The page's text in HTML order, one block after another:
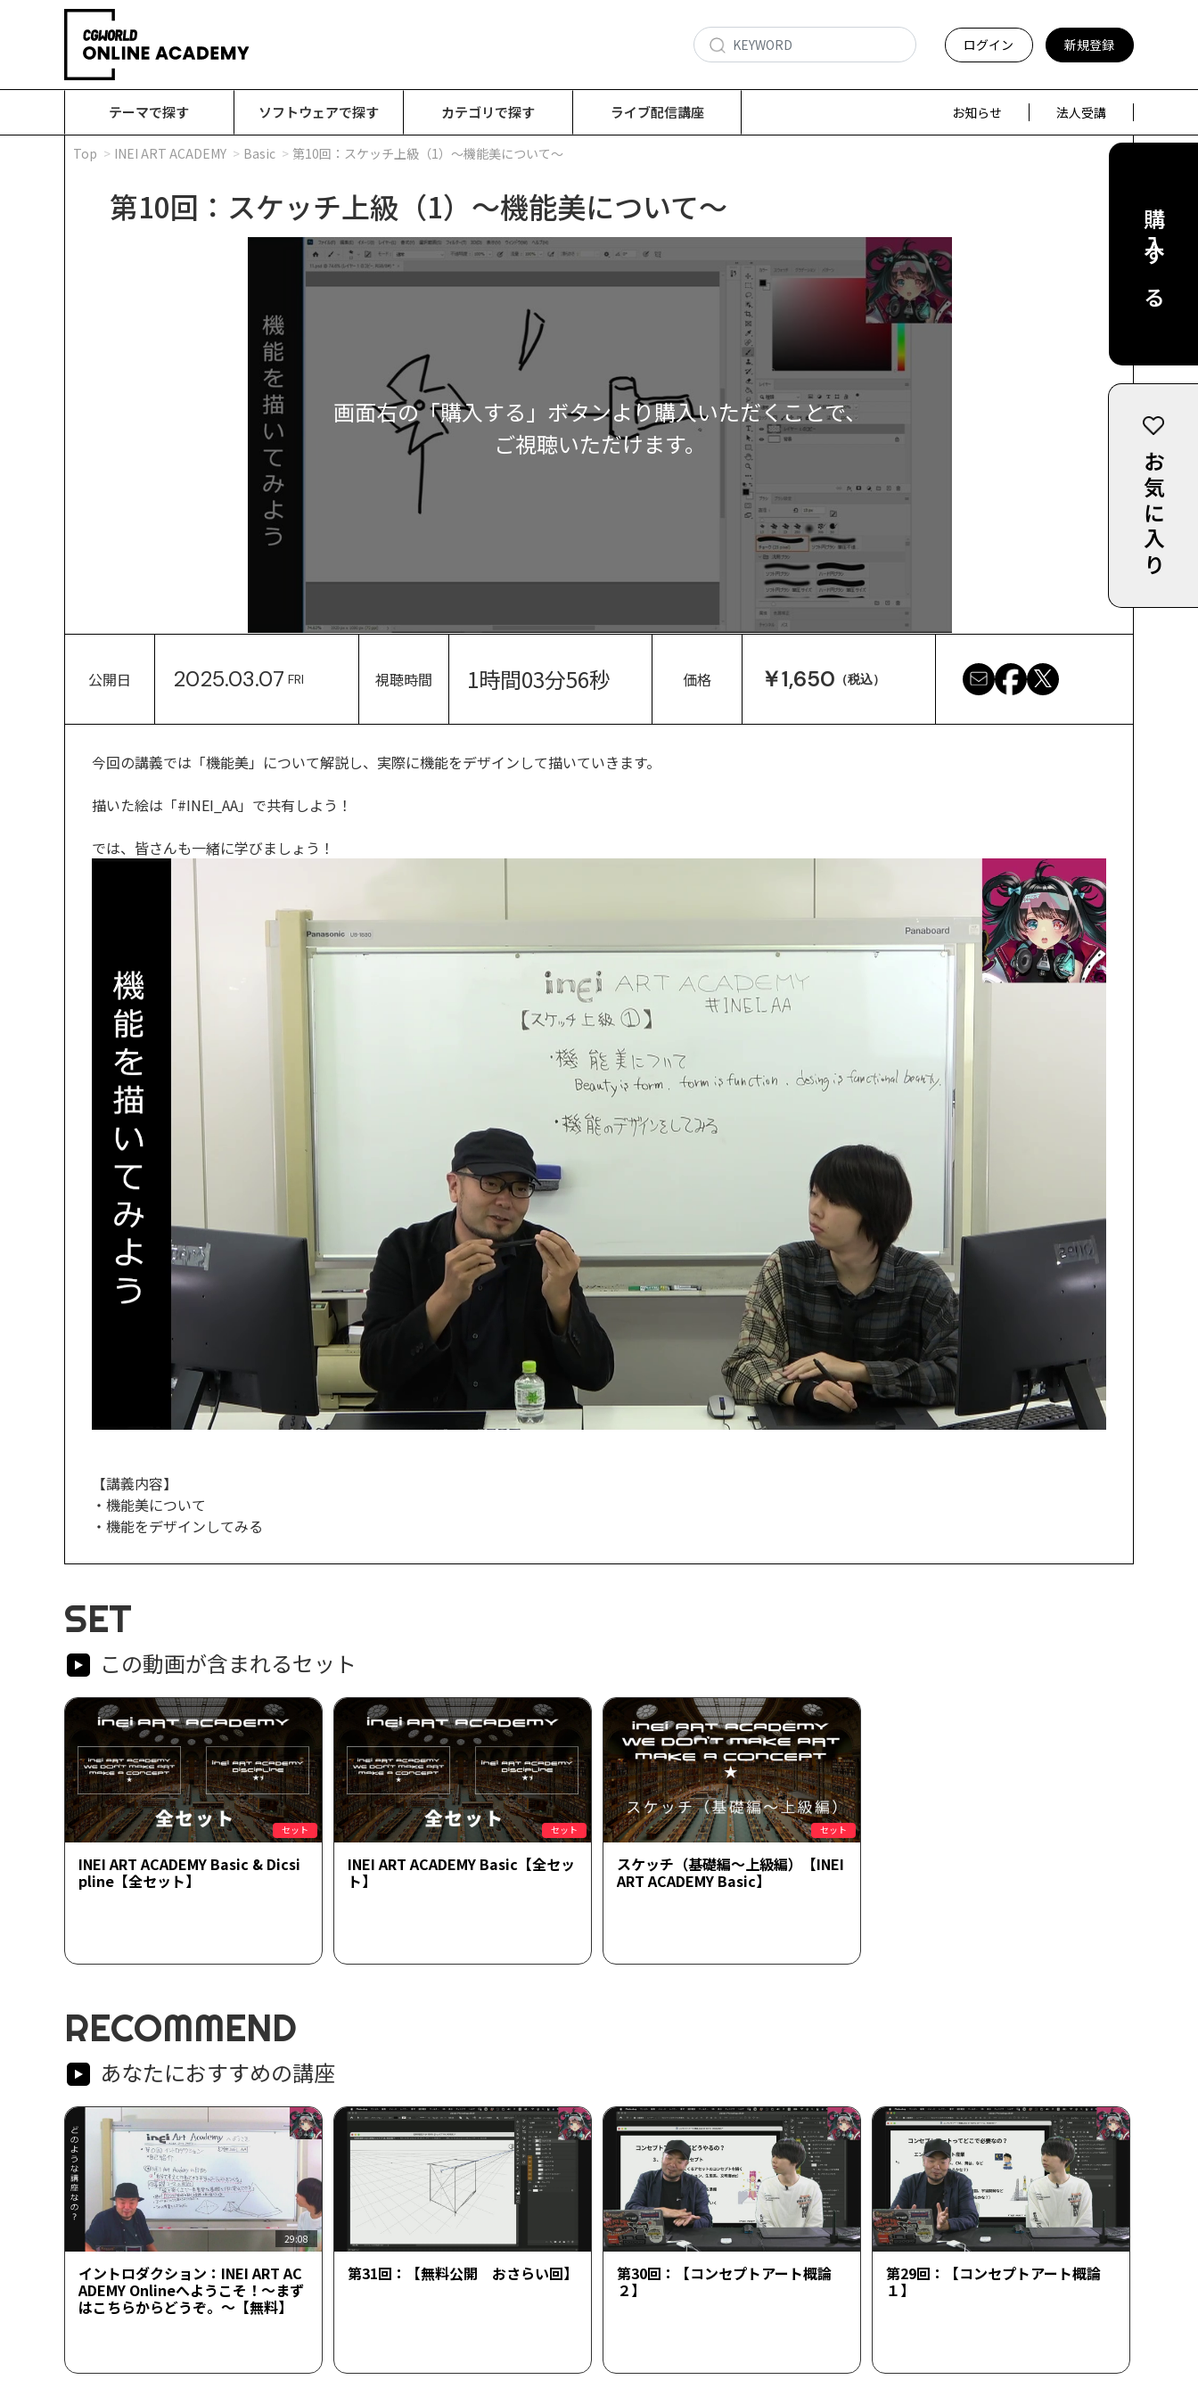
ログイン 新規登録
テーマで探す ソフトウェアで探す カテゴリで探す ライブ配信講座 お知らせ 法人受講
Top INEI ART ACADEMY Basic 第10回：スケッチ上級（1）～機能美について～
第10回：スケッチ上級（1）～機能美について～
画面右の「購入する」ボタンより購入いただくことで、
ご視聴いただけます。
購入する
お気に入り
公開日 2025.03.07 FRI 視聴時間 1時間03分56秒 価格 ￥1,650 （税込）
今回の講義では「機能美」について解説し、実際に機能をデザインして描いていきます。
描いた絵は「#INEI_AA」で共有しよう！
では、皆さんも一緒に学びましょう！
【講義内容】
・機能美について
・機能をデザインしてみる
SET
この動画が含まれるセット
セット
INEI ART ACADEMY Basic & Dicsi
pline【全セット】
セット
INEI ART ACADEMY Basic【全セッ
ト】
セット
スケッチ（基礎編～上級編）【INEI
ART ACADEMY Basic】
RECOMMEND
あなたにおすすめの講座
29:08
イントロダクション：INEI ART AC
ADEMY Onlineへようこそ！～まず
はこちらからどうぞ。～【無料】
第31回：【無料公開 おさらい回】 第30回：【コンセプトアート概論
２】
第29回：【コンセプトアート概論
１】